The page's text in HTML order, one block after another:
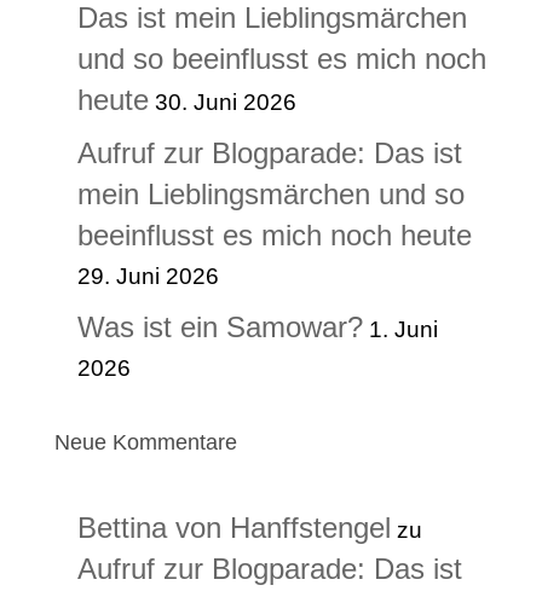
Das ist mein Lieblingsmärchen
und so beeinflusst es mich noch
heute 30. Juni 2026
Aufruf zur Blogparade: Das ist
mein Lieblingsmärchen und so
beeinflusst es mich noch heute
29. Juni 2026
Was ist ein Samowar? 1. Juni
2026
Neue Kommentare
Bettina von Hanffstengel zu
Aufruf zur Blogparade: Das ist